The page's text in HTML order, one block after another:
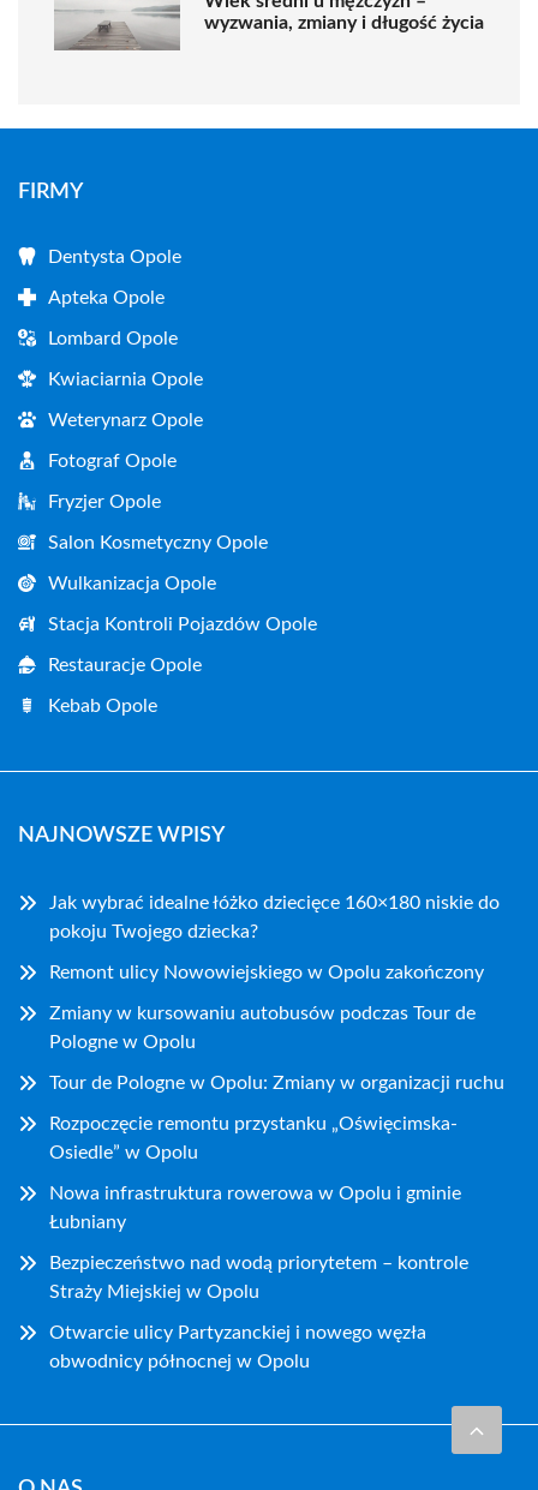
wyzwania, zmiany i długość życia
FIRMY
Dentysta Opole
Apteka Opole
Lombard Opole
Kwiaciarnia Opole
Weterynarz Opole
Fotograf Opole
Fryzjer Opole
Salon Kosmetyczny Opole
Wulkanizacja Opole
Stacja Kontroli Pojazdów Opole
Restauracje Opole
Kebab Opole
NAJNOWSZE WPISY
Jak wybrać idealne łóżko dziecięce 160×180 niskie do
pokoju Twojego dziecka?
Remont ulicy Nowowiejskiego w Opolu zakończony
Zmiany w kursowaniu autobusów podczas Tour de
Pologne w Opolu
Tour de Pologne w Opolu: Zmiany w organizacji ruchu
Rozpoczęcie remontu przystanku „Oświęcimska-
Osiedle” w Opolu
Nowa infrastruktura rowerowa w Opolu i gminie
Łubniany
Bezpieczeństwo nad wodą priorytetem – kontrole
Straży Miejskiej w Opolu
Otwarcie ulicy Partyzanckiej i nowego węzła
obwodnicy północnej w Opolu